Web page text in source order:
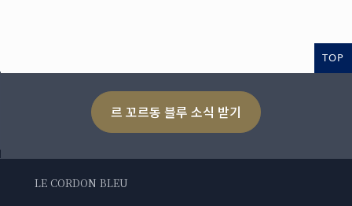
TOP
르 꼬르동 블루 소식 받기
LE CORDON BLEU